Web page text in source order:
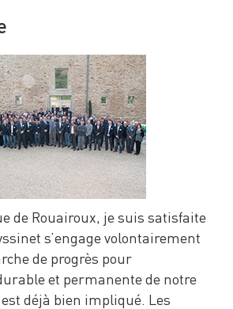
de Rouairoux, je suis satisfaite
s’engage volontairement
de progrès pour
et permanente de notre
déjà bien impliqué. Les